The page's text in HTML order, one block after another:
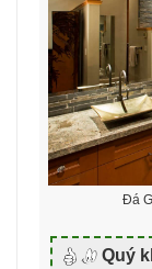
Đá
Quý